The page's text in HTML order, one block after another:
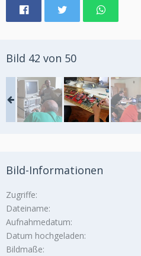
Bild 42 von 50
Bild-Informationen
Zugriffe
Dateiname
Aufnahmedatum
Datum hochgeladen
Bildmaße